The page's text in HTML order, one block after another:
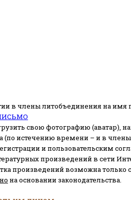
в члены литобъединения на имя
свою фотографию (аватар),
(по истечению времени – и в
и пользовательским
произведений в сети
произведений возможна только
на основании законодательства.